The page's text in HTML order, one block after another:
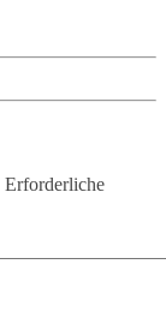
Erforderliche